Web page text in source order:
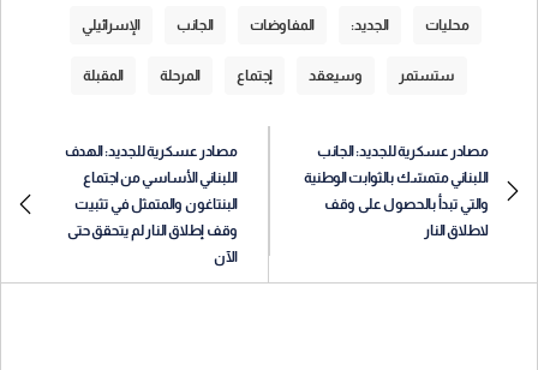
محليات الجديد: المفاوضات الجانب الإسرائيلي
ستستمر وسيعقد إجتماع المرحلة المقبلة
مصادر عسكرية للجديد: الجانب
اللبناني متمسّك بالثوابت الوطنية
والتي تبدأ بالحصول على وقف
لاطلاق النار
مصادر عسكرية للجديد: الهدف
اللبناني الأساسي من اجتماع
البنتاغون والمتمثل في تثبيت
وقف إطلاق النار لم يتحقق حتى
الآن